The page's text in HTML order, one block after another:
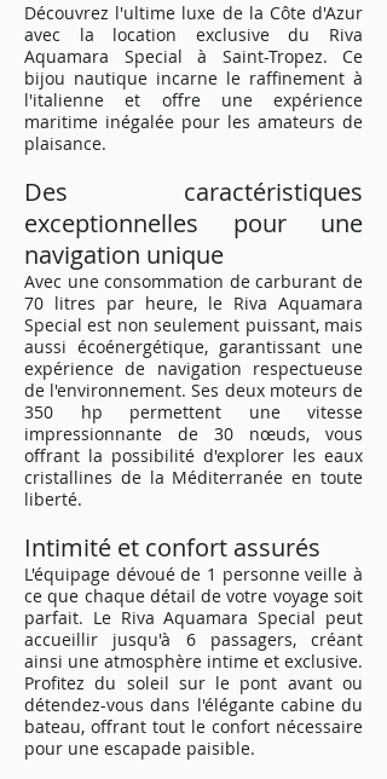
Découvrez l'ultime luxe de la Côte d'Azur
avec la location exclusive du Riva
Aquamara Special à Saint-Tropez. Ce
bijou nautique incarne le raffinement à
l'italienne et offre une expérience
maritime inégalée pour les amateurs de
plaisance.
Des caractéristiques
exceptionnelles pour une
navigation unique
Avec une consommation de carburant de
70 litres par heure, le Riva Aquamara
Special est non seulement puissant, mais
aussi écoénergétique, garantissant une
expérience de navigation respectueuse
de l'environnement. Ses deux moteurs de
350 hp permettent une vitesse
impressionnante de 30 nœuds, vous
offrant la possibilité d'explorer les eaux
cristallines de la Méditerranée en toute
liberté.
Intimité et confort assurés
L'équipage dévoué de 1 personne veille à
ce que chaque détail de votre voyage soit
parfait. Le Riva Aquamara Special peut
accueillir jusqu'à 6 passagers, créant
ainsi une atmosphère intime et exclusive.
Profitez du soleil sur le pont avant ou
détendez-vous dans l'élégante cabine du
bateau, offrant tout le confort nécessaire
pour une escapade paisible.